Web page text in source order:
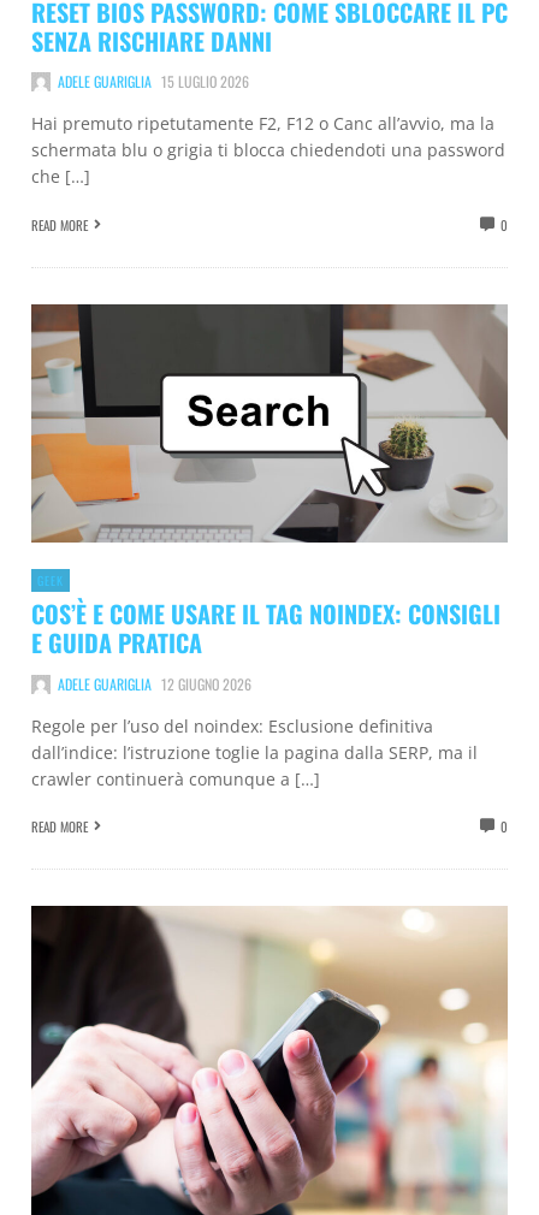
RESET BIOS PASSWORD: COME SBLOCCARE IL PC
SENZA RISCHIARE DANNI
ADELE GUARIGLIA 15 LUGLIO 2026
Hai premuto ripetutamente F2, F12 o Canc all’avvio, ma la
schermata blu o grigia ti blocca chiedendoti una password
che […]
READ MORE 0
GEEK
COS’È E COME USARE IL TAG NOINDEX: CONSIGLI
E GUIDA PRATICA
ADELE GUARIGLIA 12 GIUGNO 2026
Regole per l’uso del noindex: Esclusione definitiva
dall’indice: l’istruzione toglie la pagina dalla SERP, ma il
crawler continuerà comunque a […]
READ MORE 0